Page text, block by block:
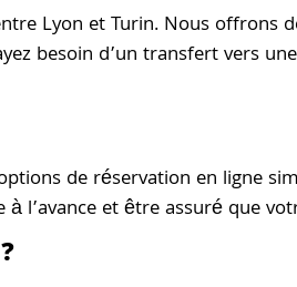
Lyon et Turin. Nous
besoin d’un transfert vers
de réservation en ligne
l’avance et être assuré que